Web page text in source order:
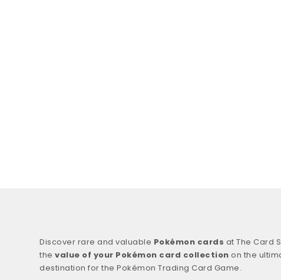
Discover rare and valuable Pokémon cards at The Card
the value of your Pokémon card collection on the
destination for the Pokémon Trading Card Game.